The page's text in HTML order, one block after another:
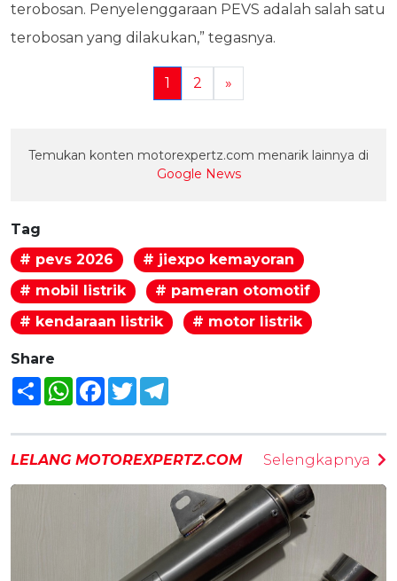
terobosan. Penyelenggaraan PEVS adalah salah satu
terobosan yang dilakukan,” tegasnya.
1 2 »
Temukan konten motorexpertz.com menarik lainnya di
Google News
Tag
# pevs 2026
# jiexpo kemayoran
# mobil listrik
# pameran otomotif
# kendaraan listrik
# motor listrik
Share
Share WhatsAppFacebook
Twitter
LELANG MOTOREXPERTZ.COM Selengkapnya